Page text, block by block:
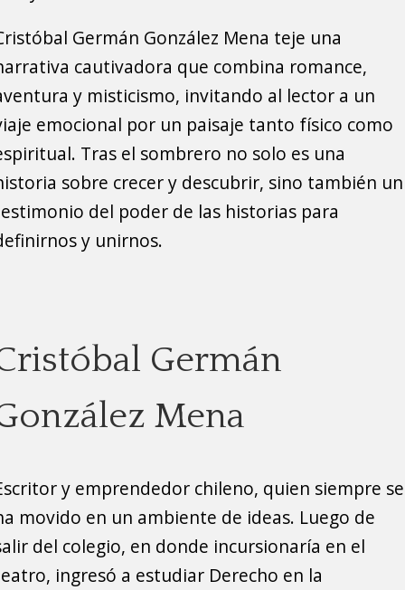
Germán González Mena teje una
cautivadora que combina romance,
y misticismo, invitando al lector a un
emocional por un paisaje tanto físico como
Tras el sombrero no solo es una
sobre crecer y descubrir, sino también un
del poder de las historias para
y unirnos.
Germán
Mena
y emprendedor chileno, quien siempre se
movido en un ambiente de ideas. Luego de
del colegio, en donde incursionaría en el
ingresó a estudiar Derecho en la